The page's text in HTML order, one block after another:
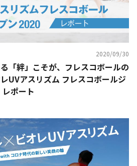
2020/09/30
「絆」こそが、フレスコボールの
UVアスリズム フレスコボールジ
ポート